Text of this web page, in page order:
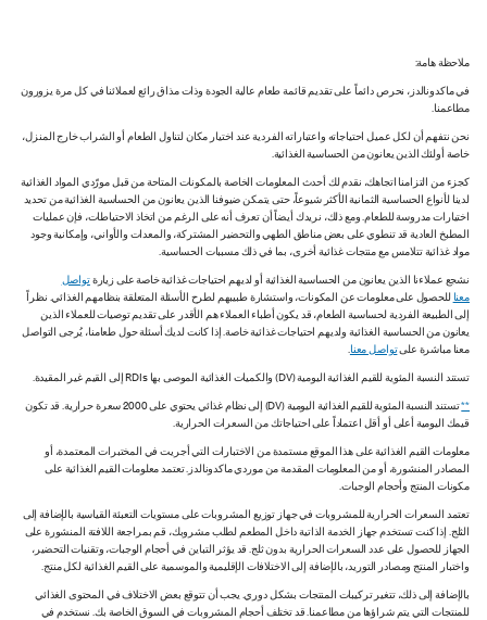
ملاحظة هامة:
في ماكدونالدز، نحرص دائماً على تقديم قائمة طعام عالية الجودة وذات مذاق رائع لعملائنا في كل مرة يزورون
مطاعمنا.
نحن نتفهم أن لكل عميل احتياجاته واعتباراته الفردية عند اختيار مكان لتناول الطعام أو الشراب خارج المنزل،
خاصة أولئك الذين يعانون من الحساسية الغذائية.
كجزء من التزامنا اتجاهك، نقدم لك أحدث المعلومات الخاصة بالمكونات المتاحة من قبل مورّدي المواد الغذائية
لدينا لأنواع الحساسية الثمانية الأكثر شيوعاً، حتى يتمكن ضيوفنا الذين يعانون من الحساسية الغذائية من تحديد
اختيارات مدروسة للطعام. ومع ذلك، نريدك أيضاً أن تعرف أنه على الرغم من اتخاذ الاحتياطات، فإن عمليات
المطبخ العادية قد تنطوي على بعض مناطق الطهي والتحضير المشتركة، والمعدات والأواني، وإمكانية وجود
مواد غذائية تتلامس مع منتجات غذائية أخرى، بما في ذلك مسببات الحساسية.
نشجع عملاءنا الذين يعانون من الحساسية الغذائية أو لديهم احتياجات غذائية خاصة على زيارةتواصل
معنا للحصول على معلومات عن المكونات، واستشارة طبيبهم لطرح الأسئلة المتعلقة بنظامهم الغذائي. نظراً
إلى الطبيعة الفردية لحساسية الطعام، قد يكون أطباء العملاء هم الأقدر على تقديم توصيات للعملاء الذين
يعانون من الحساسية الغذائية ولديهم احتياجات غذائية خاصة. إذا كانت لديك أسئلة حول طعامنا، يُرجى التواصل
معنا مباشرة علىتواصل معنا.
تستند النسبة المئوية للقيم الغذائية اليومية (DV) والكميات الغذائية الموصى بها RDIs إلى القيم غير المقيدة.
**
تستند النسبة المئوية للقيم الغذائية اليومية (DV) إلى نظام غذائي يحتوي على 2000 سعرة حرارية. قد تكون
قيمك اليومية أعلى أو أقل اعتماداً على احتياجاتك من السعرات الحرارية.
معلومات القيم الغذائية على هذا الموقع مستمدة من الاختبارات التي أجريت في المختبرات المعتمدة، أو
المصادر المنشورة، أو من المعلومات المقدمة من موردي ماكدونالدز. تعتمد معلومات القيم الغذائية على
مكونات المنتج وأحجام الوجبات.
تعتمد السعرات الحرارية للمشروبات في جهاز توزيع المشروبات على مستويات التعبئة القياسية بالإضافة إلى
الثلج. إذا كنت تستخدم جهاز الخدمة الذاتية داخل المطعم لطلب مشروبك، قم بمراجعة اللافتة المنشورة على
الجهاز للحصول على عدد السعرات الحرارية بدون ثلج. قد يؤثر التباين في أحجام الوجبات، وتقنيات التحضير،
واختبار المنتج ومصادر التوريد، بالإضافة إلى الاختلافات الإقليمية والموسمية على القيم الغذائية لكل منتج.
بالإضافة إلى ذلك، تتغير تركيبات المنتجات بشكل دوري. يجب أن تتوقع بعض الاختلاف في المحتوى الغذائي
للمنتجات التي يتم شراؤها من مطاعمنا. قد تختلف أحجام المشروبات في السوق الخاصة بك. نستخدم في